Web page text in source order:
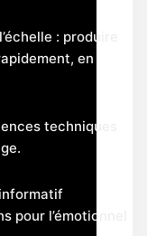
: produire
en
techniques
pour l’émotionnel